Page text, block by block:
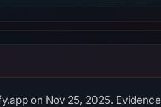
on Nov 25, 2025.